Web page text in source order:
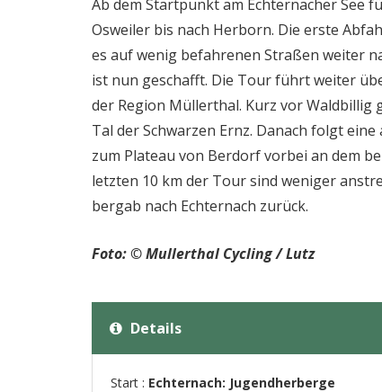
Ab dem Startpunkt am Echternacher See
Osweiler bis nach Herborn. Die erste
es auf wenig befahrenen Straßen weiter
ist nun geschafft. Die Tour führt weiter
der Region Müllerthal. Kurz vor
Tal der Schwarzen Ernz. Danach folgt
zum Plateau von Berdorf vorbei an dem
letzten 10 km der Tour sind weniger
bergab nach Echternach zurück.
Foto: © Mullerthal Cycling / Lutz
Details
Start : Echternach: Jugendherberge